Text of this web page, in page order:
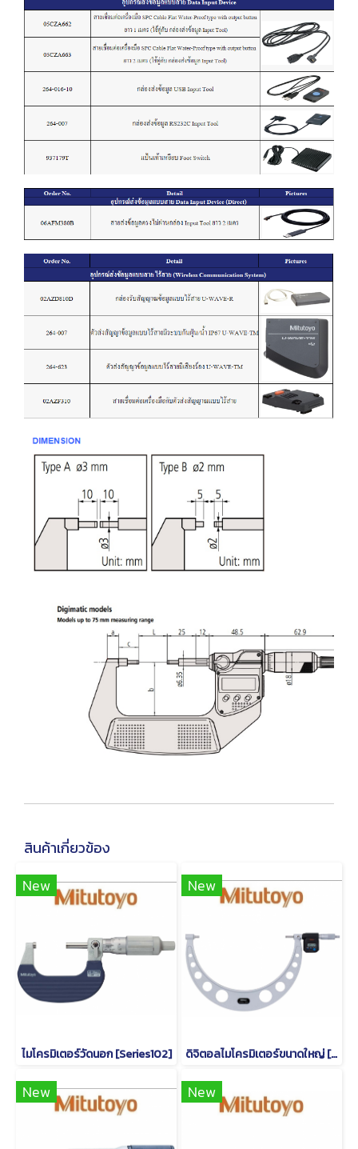
สินค้าเกี่ยวข้อง
New
ไมโครมิเตอร์วัดนอก [Series102]
New
ดิจิตอลไมโครมิเตอร์ขนาดใหญ่ [Series 293]
New New